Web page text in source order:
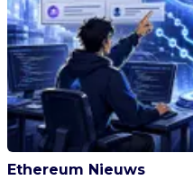
Ethereum Nieuws